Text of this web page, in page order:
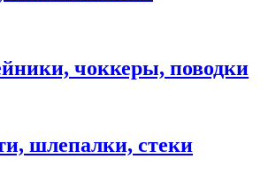
чоккеры, поводки
шлепалки, стеки